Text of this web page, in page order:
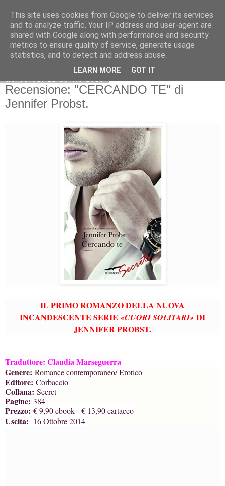
mercoledì 22 aprile 2015
Recensione: "CERCANDO TE" di
Jennifer Probst.
IL PRIMO ROMANZO DELLA NUOVA
INCANDESCENTE SERIE «CUORI SOLITARI» DI
JENNIFER PROBST.
Traduttore: Claudia Marseguerra
Genere: Romance contemporaneo/ Erotico
Editore: Corbaccio
Collana: Secret
Pagine: 384
Prezzo: € 9,90 ebook - € 13,90 cartaceo
Uscita: 16 Ottobre 2014
This site uses cookies from Google to deliver its services
and to analyze traffic. Your IP address and user-agent are
shared with Google along with performance and security
metrics to ensure quality of service, generate usage
statistics, and to detect and address abuse.
LEARN MORE GOT IT